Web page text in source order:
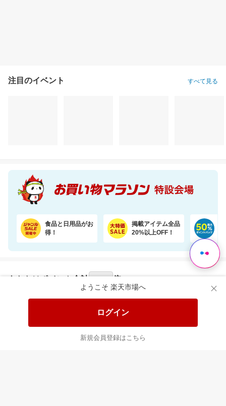
ようこそ 楽天市場へ
ログイン
新規会員登録はこちら
注目のイベント すべて見る
食品と日用品がお
得！
掲載アイテム全品
20%以上OFF！
あなたはポイント 合計 倍